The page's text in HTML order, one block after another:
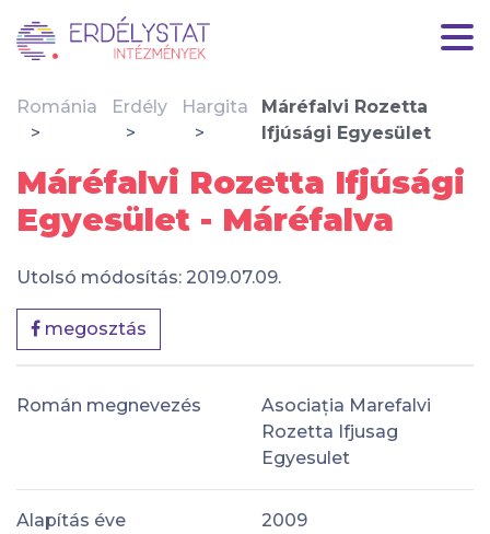
Románia Erdély Hargita
Máréfalvi Rozetta
Ifjúsági Egyesület
Máréfalvi Rozetta Ifjúsági
Egyesület - Máréfalva
Utolsó módosítás: 2019.07.09.
megosztás
Román megnevezés
Asociația Marefalvi
Rozetta Ifjusag
Egyesulet
Alapítás éve 2009